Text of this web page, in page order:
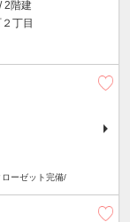
2階建
丁目
ーゼット完備/